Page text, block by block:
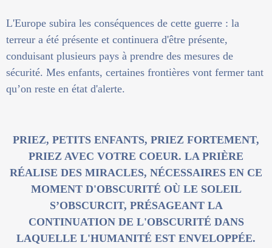
L'Europe subira les conséquences de cette guerre : la
terreur a été présente et continuera d'être présente,
conduisant plusieurs pays à prendre des mesures de
sécurité. Mes enfants, certaines frontières vont fermer tant
qu’on reste en état d'alerte.
PRIEZ, PETITS ENFANTS, PRIEZ FORTEMENT,
PRIEZ AVEC VOTRE COEUR. LA PRIÈRE
RÉALISE DES MIRACLES, NÉCESSAIRES EN CE
MOMENT D'OBSCURITÉ OÙ LE SOLEIL
S’OBSCURCIT, PRÉSAGEANT LA
CONTINUATION DE L'OBSCURITÉ DANS
LAQUELLE L'HUMANITÉ EST ENVELOPPÉE.